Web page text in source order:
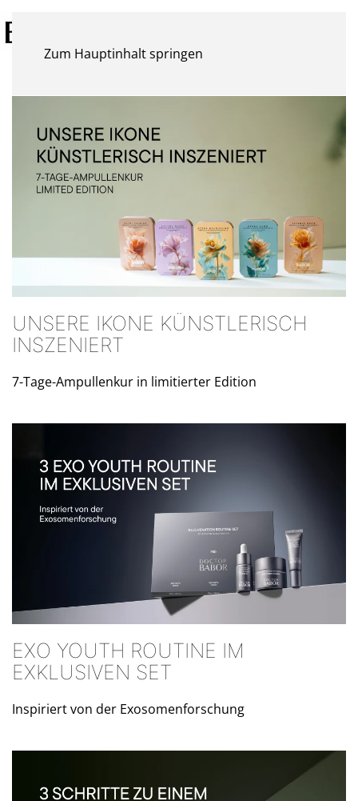
Zum Hauptinhalt springen
UNSERE IKONE KÜNSTLERISCH
INSZENIERT
7-Tage-Ampullenkur in limitierter Edition
EXO YOUTH ROUTINE IM
EXKLUSIVEN SET
Inspiriert von der Exosomenforschung